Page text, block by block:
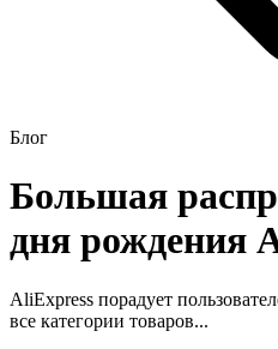
Блог
Большая
дня рождения
AliExpress порадует
все категории товаров...